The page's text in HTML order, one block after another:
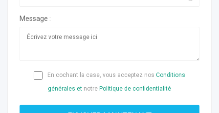
Message :
En cochant la case, vous acceptez nos Conditions
générales et notre Politique de confidentialité